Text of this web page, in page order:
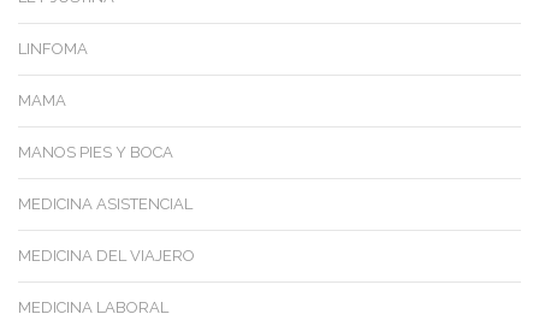
LINFOMA
MAMA
MANOS PIES Y BOCA
MEDICINA ASISTENCIAL
MEDICINA DEL VIAJERO
MEDICINA LABORAL